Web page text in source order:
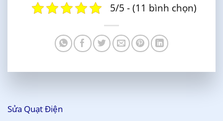
5/5 - (11 bình chọn)
Sửa Quạt Điện